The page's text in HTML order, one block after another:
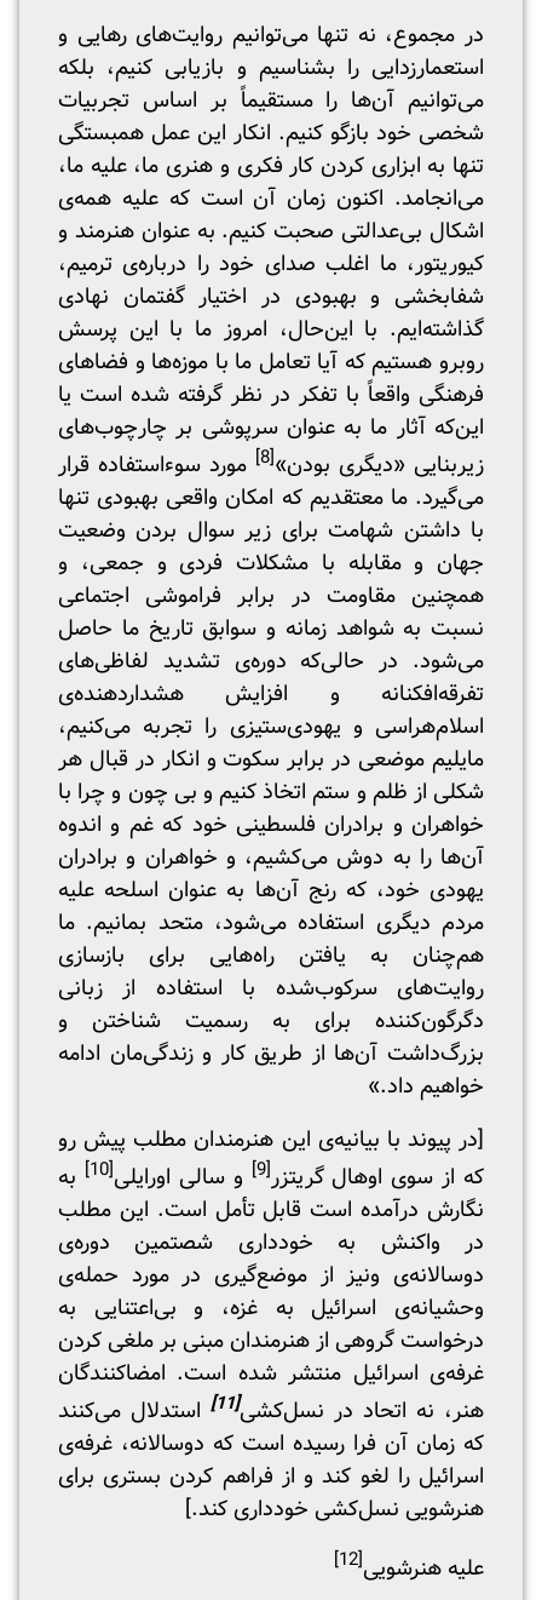
در مجموع، نه تنها می‌توانیم روایت‌های رهایی و
استعمارزدایی را بشناسیم و بازیابی کنیم، بلکه
می‌توانیم آن‌ها را مستقیماً بر اساس تجربیات
شخصی خود بازگو کنیم. انکار این عمل همبستگی
تنها به ابزاری کردن کار فکری و هنری ما، علیه ما،
می‌انجامد. اکنون زمان آن است که علیه همه‌ی
اشکال بی‌عدالتی صحبت کنیم. به عنوان هنرمند و
کیوریتور، ما اغلب صدای خود را درباره‌ی ترمیم،
شفابخشی و بهبودی در اختیار گفتمان نهادی
گذاشته‌ایم. با این‌حال، امروز ما با این پرسش
روبرو هستیم که آیا تعامل ما با موزه‌ها و فضاهای
فرهنگی واقعاً با تفکر در نظر گرفته شده است یا
این‌که آثار ما به عنوان سرپوشی بر چارچوب‌های
زیربنایی «دیگری بودن»[8]
مورد سوء‌استفاده قرار
می‌گیرد. ما معتقدیم که امکان واقعی بهبودی تنها
با داشتن شهامت برای زیر سوال بردن وضعیت
جهان و مقابله با مشکلات فردی و جمعی، و
همچنین مقاومت در برابر فراموشی اجتماعی
نسبت به شواهد زمانه و سوابق تاریخ ما حاصل
می‌شود. در حالی‌که دوره‌ی تشدید لفاظی‌های
تفرقه‌افکنانه و افزایش هشداردهنده‌ی
اسلام‌هراسی و یهودی‌ستیزی را تجربه می‌کنیم،
مایلیم موضعی در برابر سکوت و انکار در قبال هر
شکلی از ظلم و ستم اتخاذ کنیم و بی چون و چرا با
خواهران و برادران فلسطینی خود که غم و اندوه
آن‌ها را به دوش می‌کشیم، و خواهران و برادران
یهودی خود، که رنج آن‌ها به عنوان اسلحه علیه
مردم دیگری استفاده می‌شود، متحد بمانیم. ما
هم‌چنان به یافتن راه‌هایی برای بازسازی
روایت‌های سرکوب‌شده با استفاده از زبانی
دگرگون‌کننده برای به رسمیت شناختن و
بزرگ‌داشت آن‌ها از طریق کار و زندگی‌مان ادامه
خواهیم داد.»
[در پیوند با بیانیه‌ی این هنرمندان مطلب پیش رو
که از سوی اوهال گریتزر[9] و سالی اورایلی[10]
به
نگارش درآمده ‌است قابل تأمل است. این مطلب
در واکنش به خودداری شصتمین دوره‌ی
دوسالانه‌ی ونیز از موضع‌گیری در مورد حمله‌ی
وحشیانه‌ی اسرائیل به غزه، و بی‌اعتنایی به
درخواست گروهی از هنرمندان مبنی بر ملغی کردن
غرفه‌ی اسرائیل منتشر شده ‌است. امضاکنندگان
هنر، نه اتحاد در نسل‌کشی[11]
استدلال می‌کنند
که زمان آن فرا رسیده است که دوسالانه، غرفه‌ی
اسرائیل را لغو کند و از فراهم کردن بستری برای
هنرشویی نسل‌کشی خودداری کند.]
علیه هنرشویی[12]